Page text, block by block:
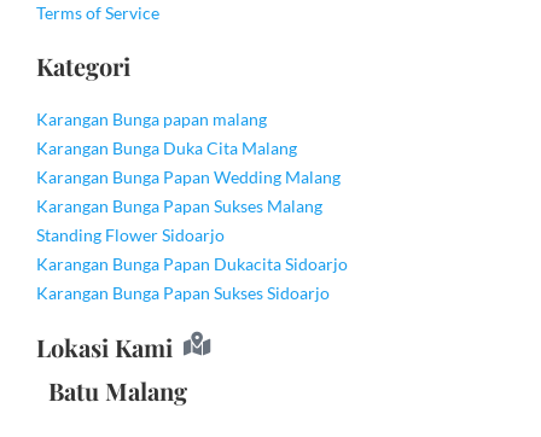
Terms of Service
Kategori
Karangan Bunga papan malang
Karangan Bunga Duka Cita Malang
Karangan Bunga Papan Wedding Malang
Karangan Bunga Papan Sukses Malang
Standing Flower Sidoarjo
Karangan Bunga Papan Dukacita Sidoarjo
Karangan Bunga Papan Sukses Sidoarjo
Lokasi Kami
Batu Malang